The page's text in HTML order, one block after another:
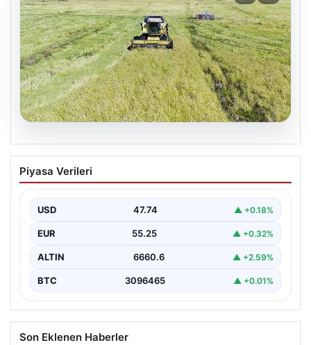
07.08.2026
Tarımsal destekleme ödemeleri bugün
hesaplara yatacak
Piyasa Verileri
USD 47.74 ▲ +0.18%
EUR 55.25 ▲ +0.32%
ALTIN 6660.6 ▲ +2.59%
BTC 3096465 ▲ +0.01%
Son Eklenen Haberler